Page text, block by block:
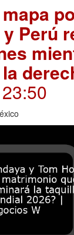
mapa
Perú